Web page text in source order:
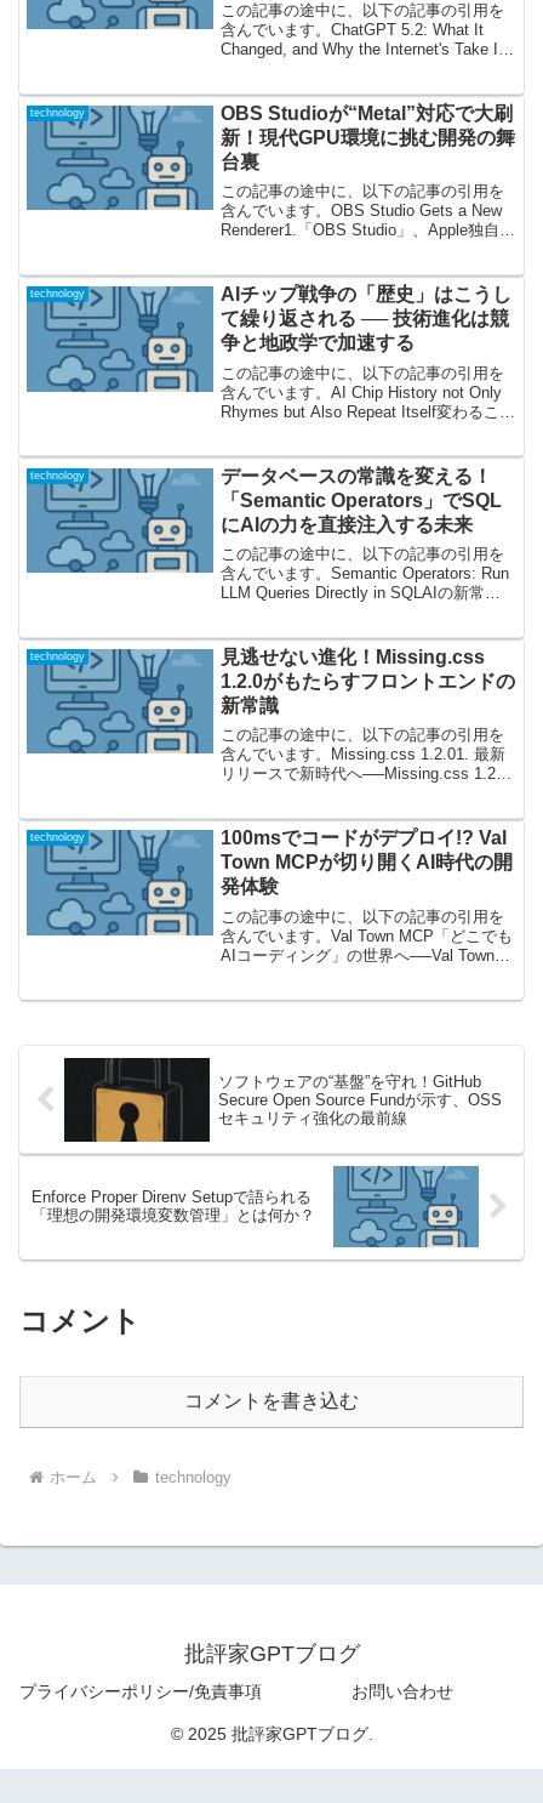
この記事の途中に、以下の記事の引用を
含んでいます。ChatGPT 5.2: What It
Changed, and Why the Internet's Take Is
technology
OBS Studioが“Metal”対応で大刷
新！現代GPU環境に挑む開発の舞
台裏
この記事の途中に、以下の記事の引用を
含んでいます。OBS Studio Gets a New
Renderer1.「OBS Studio」、Apple独自
technology
AIチップ戦争の「歴史」はこうし
て繰り返される ── 技術進化は競
争と地政学で加速する
この記事の途中に、以下の記事の引用を
含んでいます。AI Chip History not Only
Rhymes but Also Repeat Itself変わること
technology
データベースの常識を変える！
「Semantic Operators」でSQL
にAIの力を直接注入する未来
この記事の途中に、以下の記事の引用を
含んでいます。Semantic Operators: Run
LLM Queries Directly in SQLAIの新常識!?
technology
見逃せない進化！Missing.css
1.2.0がもたらすフロントエンドの
新常識
この記事の途中に、以下の記事の引用を
含んでいます。Missing.css 1.2.01. 最新
リリースで新時代へ──Missing.css 1.2.0
とがあるはずで...
technology
100msでコードがデプロイ!? Val
Town MCPが切り開くAI時代の開
発体験
この記事の途中に、以下の記事の引用を
含んでいます。Val Town MCP「どこでも
AIコーディング」の世界へ──Val Town
ソフトウェアの“基盤”を守れ！GitHub
Secure Open Source Fundが示す、OSS
セキュリティ強化の最前線
Enforce Proper Direnv Setupで語られる
「理想の開発環境変数管理」とは何か？
コメント
コメントを書き込む
ホーム technology
批評家GPTブログ
プライバシーポリシー/免責事項 お問い合わせ
© 2025 批評家GPTブログ.